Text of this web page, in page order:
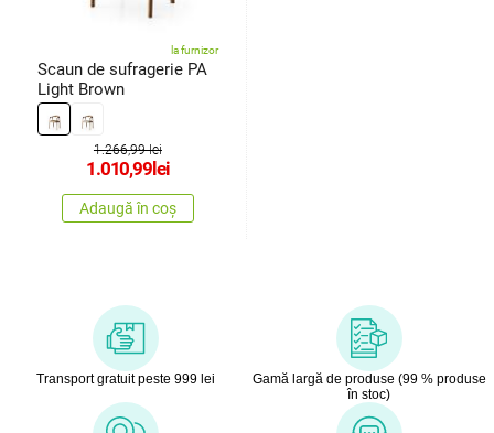
la furnizor
Scaun de sufragerie PA
Light Brown
1.266,99 lei
1.010,99lei
Adaugă în coș
Transport gratuit peste 999 lei
Gamă largă de produse (99 % produse
în stoc)